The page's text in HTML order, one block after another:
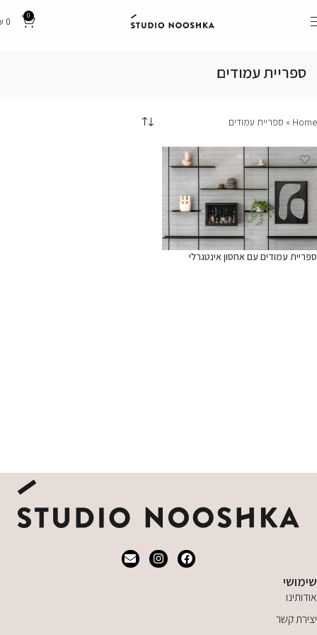
0
0
ספריית עמודים
Home
» ספריית עמודים
ספריית עמודים עם אחסון אינטגרלי
שימושי
אודותינו
יצירת קשר